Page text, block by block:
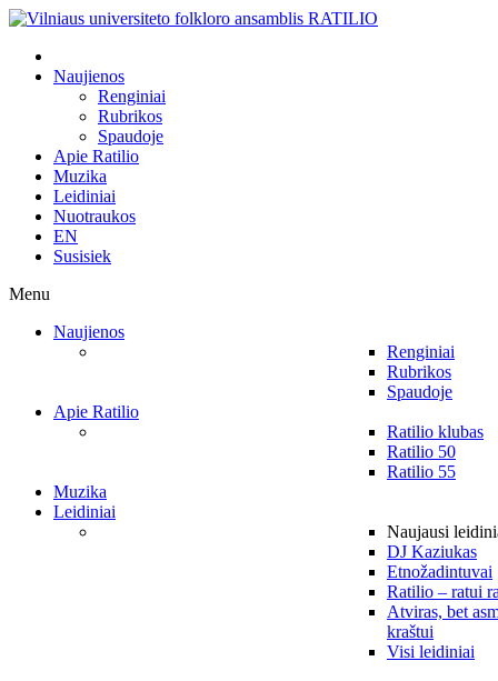
Naujienos
Renginiai
Rubrikos
Spaudoje
Apie Ratilio
Muzika
Leidiniai
Nuotraukos
EN
Susisiek
Menu
Naujienos
Renginiai
Rubrikos
Spaudoje
Apie Ratilio
Ratilio klubas
Ratilio 50
Ratilio 55
Muzika
Leidiniai
Naujausi
DJ Kaziukas
Etnožadintuvai
Ratilio – ratui
Atviras, bet
kraštui
Visi leidiniai